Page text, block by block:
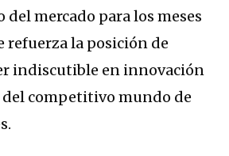
mercado para los meses
refuerza la posición de
indiscutible en innovación
competitivo mundo de